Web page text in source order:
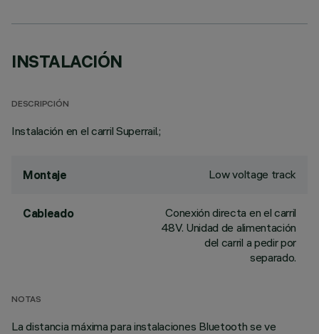
INSTALACIÓN
DESCRIPCIÓN
Instalación en el carril Superrail.;
Montaje Low voltage track
Cableado
Conexión directa en el carril
48V. Unidad de alimentación
del carril a pedir por
separado.
NOTAS
La distancia máxima para instalaciones Bluetooth se ve